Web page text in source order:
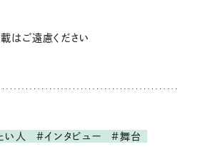
はご遠慮ください
い人 #インタビュー #舞台